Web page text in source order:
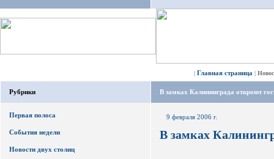
| Главная страница |
Рубрики
Первая полоса
События недели
Новости двух столиц
В замках Калининграда откроют
9 февраля 2006 г.
В замках